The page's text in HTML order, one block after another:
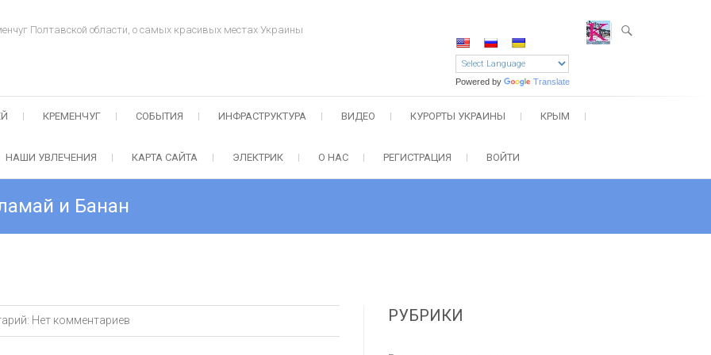
Полтавской области, о самых красивых местах Украины
Powered by Translate
КРЕМЕНЧУГ СОБЫТИЯ ИНФРАСТРУКТУРА ВИДЕО КУРОРТЫ УКРАИНЫ КРЫМ
НАШИ УВЛЕЧЕНИЯ КАРТА САЙТА ЭЛЕКТРИК О НАС РЕГИСТРАЦИЯ ВОЙТИ
и Банан
Нет комментариев РУБРИКИ